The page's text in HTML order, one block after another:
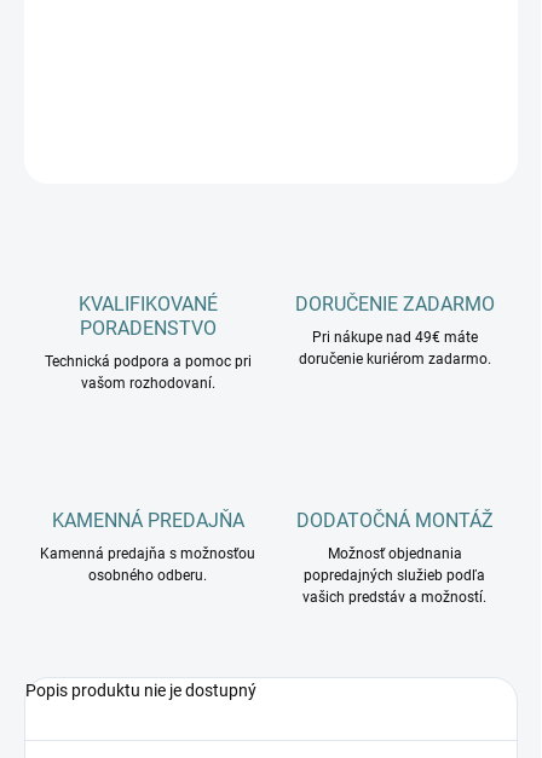
KVALIFIKOVANÉ
PORADENSTVO
Technická podpora a pomoc pri
vašom rozhodovaní.
DORUČENIE ZADARMO
Pri nákupe nad 49€ máte
doručenie kuriérom zadarmo.
KAMENNÁ PREDAJŇA
Kamenná predajňa s možnosťou
osobného odberu.
DODATOČNÁ MONTÁŽ
Možnosť objednania
popredajných služieb podľa
vašich predstáv a možností.
Popis produktu nie je dostupný